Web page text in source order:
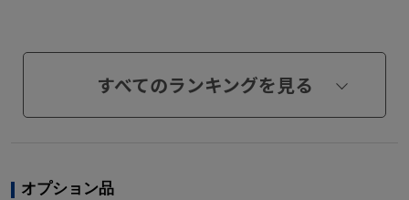
すべてのランキングを見る
オプション品